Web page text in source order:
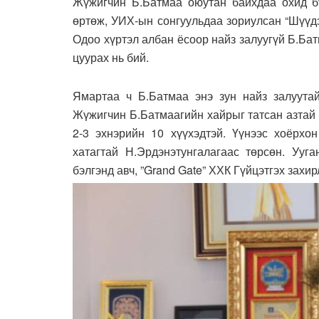
өртөж, УИХ-ын сонгуульдаа зориулсан
Одоо хүртэл албан ёсоор найз залуугүй
цуурах нь бий.
Ямартаа ч Б.Батмаа энэ зун найз
Жүжигчин Б.Батмаагийн хайрыг татсан
2-3 эхнэрийн 10 хүүхэдтэй. Үүнээс
хатагтай Н.Эрдэнэтунгалагаас төрсөн.
бэлгэнд авч, ”Grand Gate” ХХК Гүйцэтгэх